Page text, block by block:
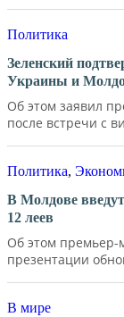
Политика
Зеленский
Украины и
Об этом заявил
после встречи с
Политика,
В Молдове
12 леев
Об этом премьер-
презентации
В мире